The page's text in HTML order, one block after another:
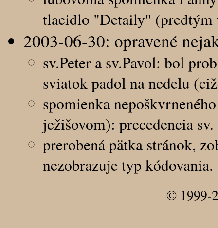
tlacidlo "Detaily" (predtým
2003-06-30: opravené
sv.Peter a sv.Pavol: bol
sviatok padol na nedelu
spomienka
ježišovom): precedencia
prerobená pätka stránok,
nezobrazuje typ kódovania.
© 1999-